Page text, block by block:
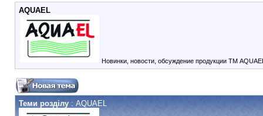
AQUAEL
Новинки, новости, обсуждение продукции ТМ
Теми розділу : AQUAEL